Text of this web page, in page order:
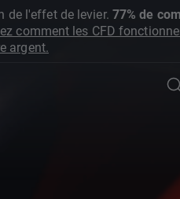
de l'effet de levier. 77% de
comment les CFD
argent.